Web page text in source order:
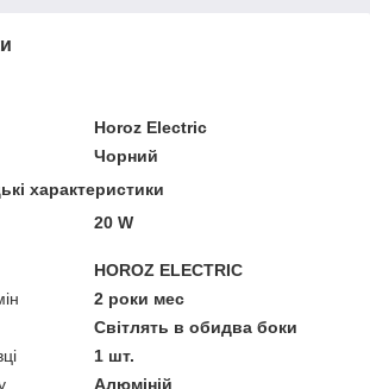
Horoz Electric
Чорний
характеристики
20 W
HOROZ ELECTRIC
2 роки мес
Світлять в обидва боки
1 шт.
Алюміній